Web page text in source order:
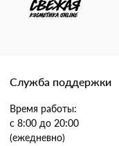
Служба поддержки
Время работы:
с 8:00 до 20:00
(ежедневно)